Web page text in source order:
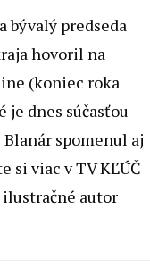
bývalý predseda
hovoril na
(koniec roka
je dnes súčasťou
spomenul aj
si viac v TV KĽÚČ
autor